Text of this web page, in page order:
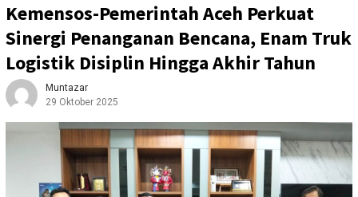
Kemensos-Pemerintah Aceh Perkuat
Sinergi Penanganan Bencana, Enam Truk
Logistik Disiplin Hingga Akhir Tahun
Muntazar
29 Oktober 2025